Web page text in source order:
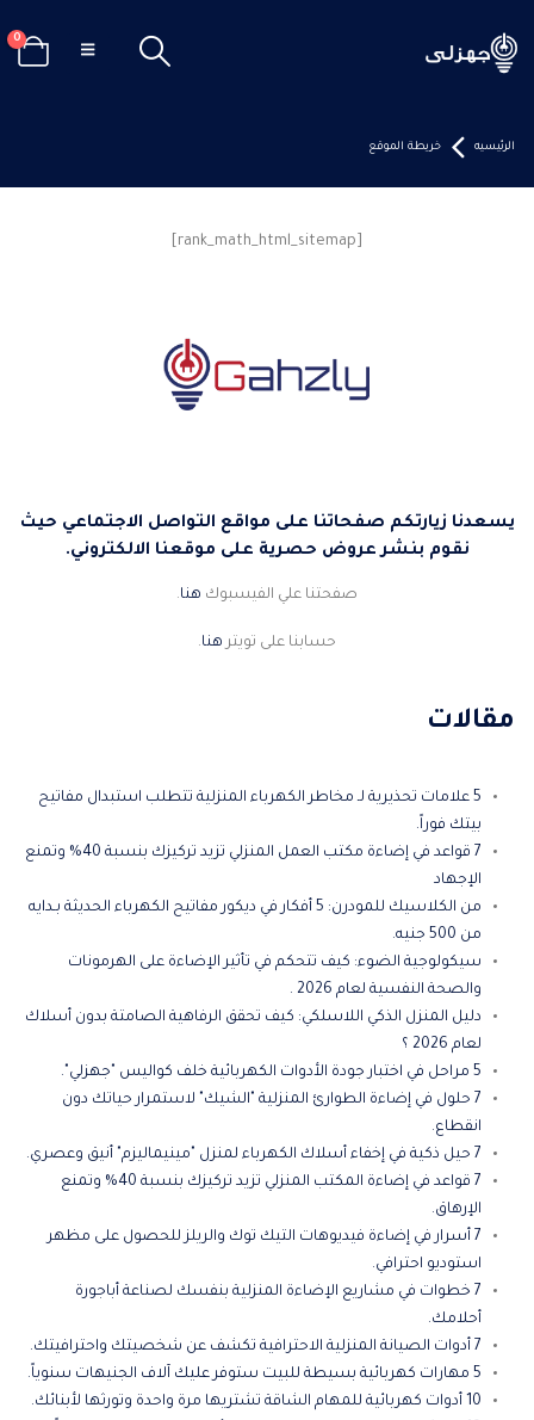
0
الرئيسيه خريطة الموقع
[rank_math_html_sitemap]
يسعدنا زيارتكم صفحاتنا على مواقع التواصل الاجتماعي حيث
نقوم بنشر عروض حصرية على موقعنا الالكتروني.
صفحتنا علي الفيسبوك هنا.
حسابنا على تويتر هنا.
مقالات
5 علامات تحذيرية لـ مخاطر الكهرباء المنزلية تتطلب استبدال مفاتيح
بيتك فوراً.
7 قواعد في إضاءة مكتب العمل المنزلي تزيد تركيزك بنسبة 40% وتمنع
الإجهاد
من الكلاسيك للمودرن: 5 أفكار في ديكور مفاتيح الكهرباء الحديثة بـدايه
من 500 جنيه.
سيكولوجية الضوء: كيف تتحكم في تأثير الإضاءة على الهرمونات
والصحة النفسية لعام 2026 .
دليل المنزل الذكي اللاسلكي: كيف تحقق الرفاهية الصامتة بدون أسلاك
لعام 2026 ؟
5 مراحل في اختبار جودة الأدوات الكهربائية خلف كواليس "جهزلي".
7 حلول في إضاءة الطوارئ المنزلية "الشيك" لاستمرار حياتك دون
انقطاع.
7 حيل ذكية في إخفاء أسلاك الكهرباء لمنزل "مينيماليزم" أنيق وعصري.
7 قواعد في إضاءة المكتب المنزلي تزيد تركيزك بنسبة 40% وتمنع
الإرهاق.
7 أسرار في إضاءة فيديوهات التيك توك والريلز للحصول على مظهر
استوديو احترافي.
7 خطوات في مشاريع الإضاءة المنزلية بنفسك لصناعة أباجورة
أحلامك.
7 أدوات الصيانة المنزلية الاحترافية تكشف عن شخصيتك واحترافيتك.
5 مهارات كهربائية بسيطة للبيت ستوفر عليك آلاف الجنيهات سنوياً.
10 أدوات كهربائية للمهام الشاقة تشتريها مرة واحدة وتورثها لأبنائك.